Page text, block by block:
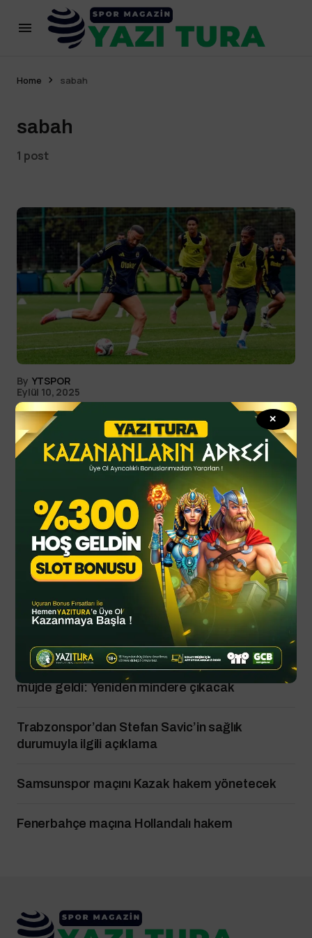
✕
Home sabah
sabah
1 post
By YTSPOR
Eylül 10, 2025
### Başlık: Fenerbahçe
Hazırlıklarını Aralıksız Sürdürüyor
#### Meta Açıklaması: Fenerbahçe, milli maç
arasını değerlendirmek için sabah gerçekleştirdiği
antrenmanla hazırlıklarına devam ediyor. Detaylar
haberimizde! Fenerbahçe,…
Spor Haberleri
Son haberler
Casuslukla suçlamıştı: Başakşehir’den Erol
Bulut’a yanıt
Kariyeri bitti derken CAS’tan milli sporcuya
müjde geldi: Yeniden mindere çıkacak
Trabzonspor’dan Stefan Savic’in sağlık
durumuyla ilgili açıklama
Samsunspor maçını Kazak hakem yönetecek
Fenerbahçe maçına Hollandalı hakem